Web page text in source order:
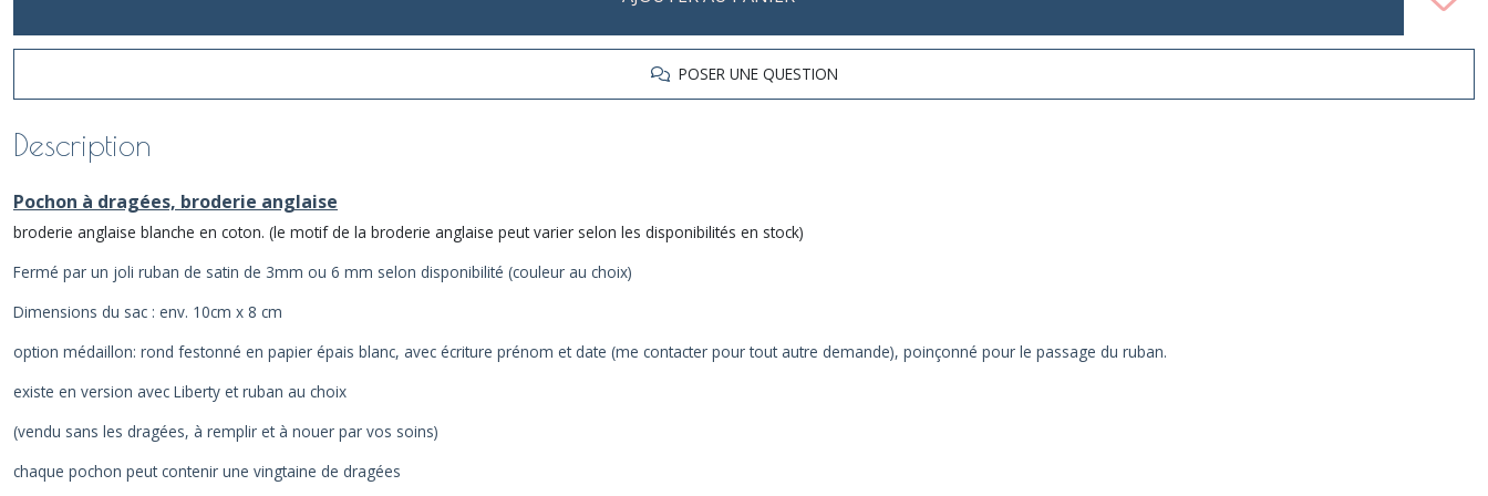
POSER UNE QUESTION
Description
Pochon à dragées, broderie anglaise
broderie anglaise blanche en coton. (le motif de la broderie anglaise peut varier selon les disponibilités en stock)
Fermé par un joli ruban de satin de 3mm ou 6 mm selon disponibilité (couleur au choix)
Dimensions du sac : env. 10cm x 8 cm
option médaillon: rond festonné en papier épais blanc, avec écriture prénom et date (me contacter pour tout autre demande), poinçonné pour le passage du ruban.
existe en version avec Liberty et ruban au choix
(vendu sans les dragées, à remplir et à nouer par vos soins)
chaque pochon peut contenir une vingtaine de dragées